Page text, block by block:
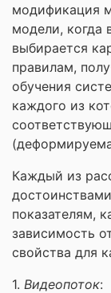
модификация
модели, когда
выбирается
правилам,
обучения
каждого из
Каждый из
показателям,
зависимость
свойства для
1. Видеопоток: